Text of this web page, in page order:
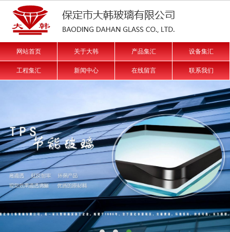
网站首页 关于大韩 产品集汇 设备集汇
工程集汇 新闻中心 在线留言 联系我们